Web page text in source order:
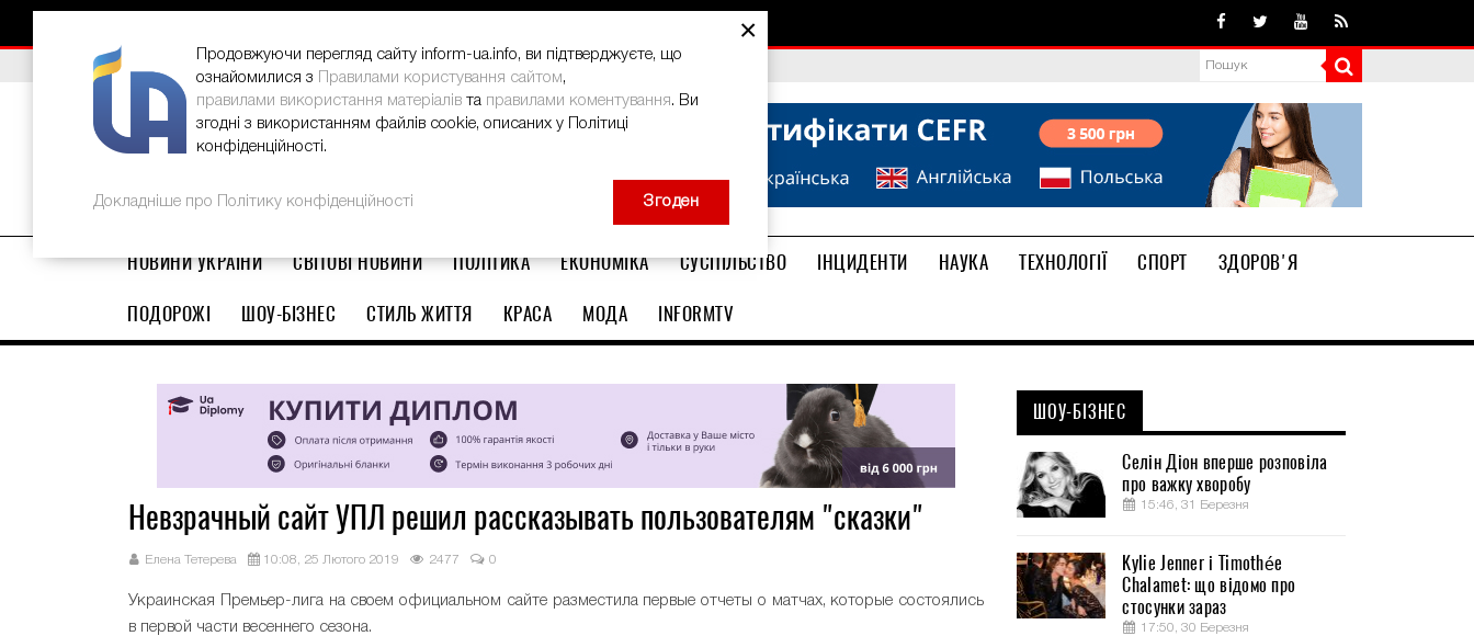
ВИБІР РЕДАКЦІЇ В Україні стартував ювілейний Global Teacher Prize-2026
НОВИНИ УКРАЇНИ СВІТОВІ НОВИНИ ПОЛІТИКА ЕКОНОМІКА СУСПІЛЬСТВО ІНЦИДЕНТИ НАУКА ТЕХНОЛОГІЇ СПОРТ
ЗДОРОВ'Я
ПОДОРОЖІ
ШОУ-БІЗНЕС СТИЛЬ ЖИТТЯ КРАСА МОДА INFORMTV
Невзрачный сайт УПЛ решил рассказывать пользователям "сказки"
Елена Тетерева 10:08, 25 Лютого 2019 2477 0
Украинская Премьер-лига на своем официальном сайте разместила первые отчеты о матчах, которые состоялись
в первой части весеннего сезона.
ШОУ-БІЗНЕС
Селін Діон вперше розповіла
про важку хворобу
15:46, 31 Березня
Kylie Jenner і Timothée
Chalamet: що відомо про
стосунки зараз
17:50, 30 Березня
×
Продовжуючи перегляд сайту inform-ua.info, ви підтверджуєте, що
ознайомилися з
Правилами користування сайтом,
правилами використання матеріалів та правилами коментування. Ви
згодні з використанням файлів cookie, описаних у Політиці
конфіденційності.
Докладніше про Політику конфіденційності Згоден